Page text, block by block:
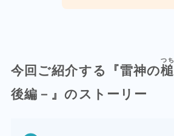
今回ご紹介する『雷神の槌
つち
後編－』のストーリー